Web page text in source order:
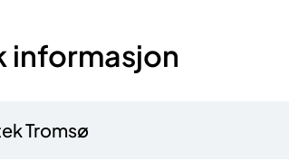
informasjon
Tromsø